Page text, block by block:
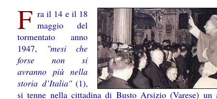
F ra il 14 e il 18
maggio del
tor­mentato anno
1947,
"mesi che
forse non si
avranno più nella
storia d’Ita­lia"(1),
si tenne nella cittadina di Busto Arsizio (Varese) un